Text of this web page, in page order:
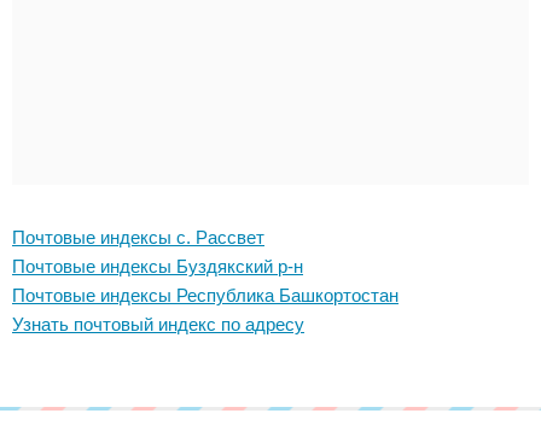
Почтовые индексы с. Рассвет
Почтовые индексы Буздякский р-н
Почтовые индексы Республика Башкортостан
Узнать почтовый индекс по адресу